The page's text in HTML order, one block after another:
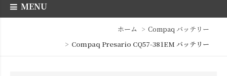
MENU
ホーム
Compaq バッテリー
Compaq Presario CQ57-381EM バッテリー